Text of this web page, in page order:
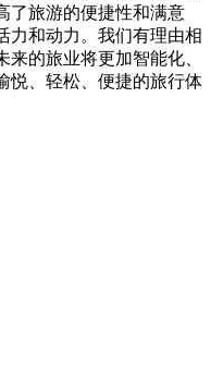
了旅游的便捷性和满意
力和动力。我们有理由相
的旅业将更加智能化、
悦、轻松、便捷的旅行体